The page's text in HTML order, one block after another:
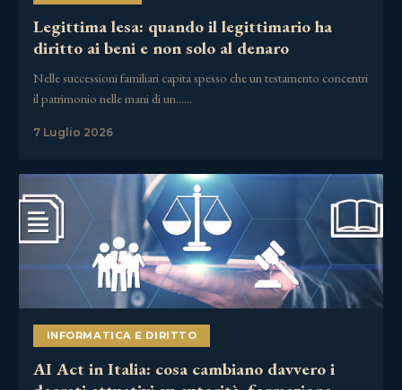
Legittima lesa: quando il legittimario ha
diritto ai beni e non solo al denaro
Nelle successioni familiari capita spesso che un testamento concentri
il patrimonio nelle mani di un……
7 Luglio 2026
INFORMATICA E DIRITTO
AI Act in Italia: cosa cambiano davvero i